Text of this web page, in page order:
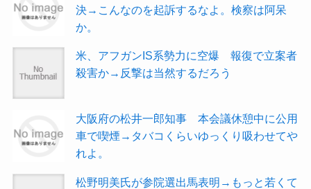
決→こんなのを起訴するなよ。検察は阿呆
か。
米、アフガンIS系勢力に空爆 報復で立案者
殺害か→反撃は当然するだろう
大阪府の松井一郎知事 本会議休憩中に公用
車で喫煙→タバコくらいゆっくり吸わせてや
れよ。
松野明美氏が参院選出馬表明→もっと若くて